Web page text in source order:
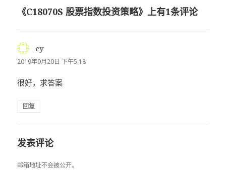
《C18070S 股票指数投资策略》上有1条评论
cy
道：
2019年9月20日 下午5:18
很好，求答案
回复
发表评论
邮箱地址不会被公开。